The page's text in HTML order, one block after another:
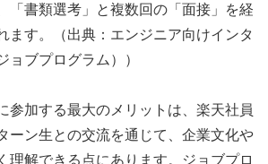
「書類選考」と複数回の「面接」を経
ます。（出典：エンジニア向けインタ
ョブプログラム））
参加する最大のメリットは、楽天社員
ーン生との交流を通じて、企業文化や
理解できる点にあります。ジョブプロ